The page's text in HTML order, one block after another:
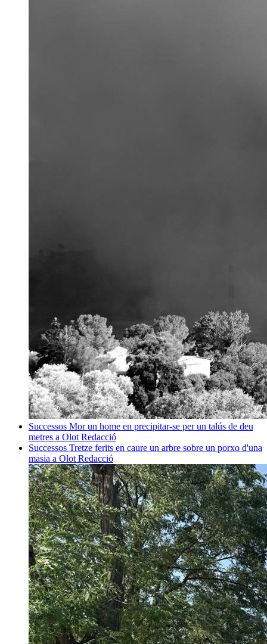
Successos Mor un home en precipitar-se per un talús de deu
metres a Olot Redacció
Successos Tretze ferits en caure un arbre sobre un porxo d'una
masia a Olot Redacció